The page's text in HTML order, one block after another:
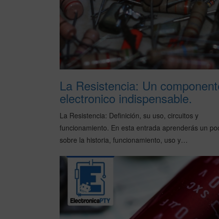
La Resistencia: Un
electronico indispensable.
La Resistencia: Definición, su uso, circuitos y
funcionamiento. En esta entrada aprenderás un
sobre la historia, funcionamiento, uso y…